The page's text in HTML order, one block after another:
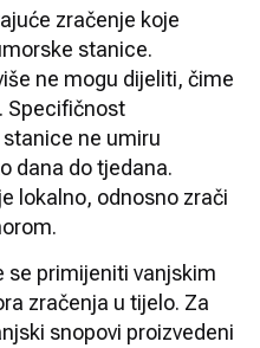
zračenje koje
stanice.
ne mogu dijeliti, čime
Specifičnost
ne umiru
dana do tjedana.
lokalno, odnosno zrači
se primijeniti vanjskim
zračenja u tijelo. Za
snopovi proizvedeni